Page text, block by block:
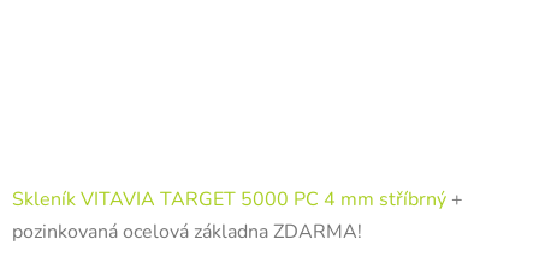
Skleník VITAVIA TARGET 5000 PC 4 mm stříbrný +
pozinkovaná ocelová základna ZDARMA!